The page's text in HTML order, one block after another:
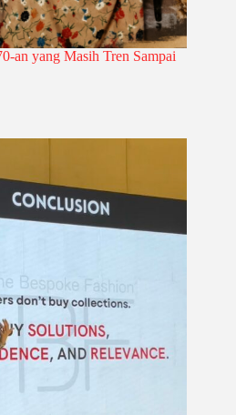
an yang Masih Tren Sampai